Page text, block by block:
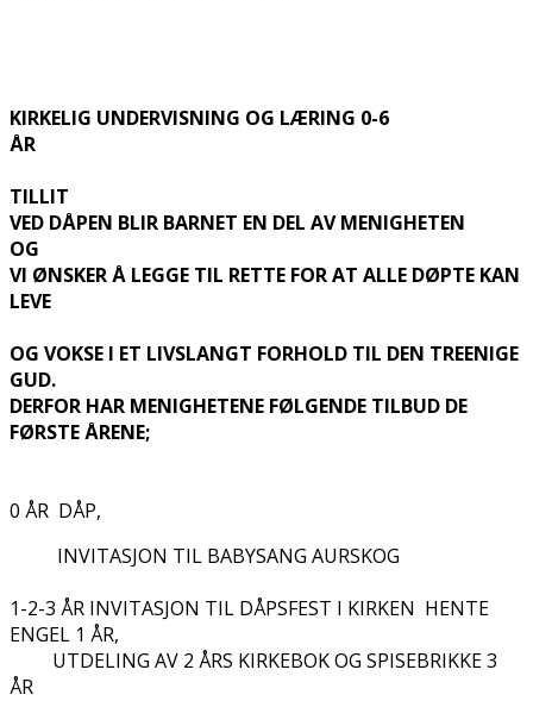
KIRKELIG UNDERVISNING OG LÆRING 0-6
ÅR
TILLIT
VED DÅPEN BLIR BARNET EN DEL AV MENIGHETEN
OG
VI ØNSKER Å LEGGE TIL RETTE FOR AT ALLE DØPTE KAN
LEVE
OG VOKSE I ET LIVSLANGT FORHOLD TIL DEN TREENIGE
GUD.
DERFOR HAR MENIGHETENE FØLGENDE TILBUD DE
FØRSTE ÅRENE;
0 ÅR DÅP,
INVITASJON TIL BABYSANG AURSKOG
1-2-3 ÅR INVITASJON TIL DÅPSFEST I KIRKEN HENTE
ENGEL 1 ÅR,
UTDELING AV 2 ÅRS KIRKEBOK OG SPISEBRIKKE 3
ÅR